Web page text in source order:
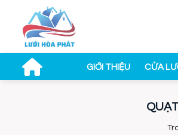
GIỚI THIỆU CỬA